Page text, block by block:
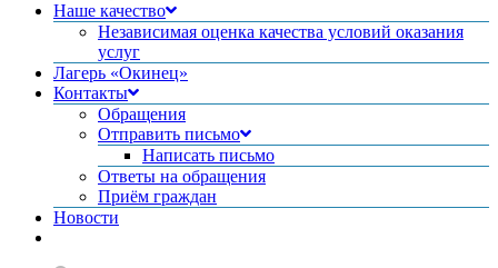
Наше качество
Независимая оценка качества условий оказания
услуг
Лагерь «Окинец»
Контакты
Обращения
Отправить письмо
Написать письмо
Ответы на обращения
Приём граждан
Новости